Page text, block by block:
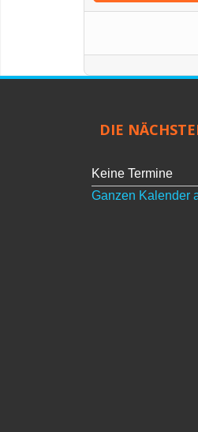
DIE
Keine Termine
Ganzen Kalender